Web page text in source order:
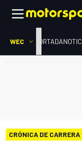
WEC PORTADA
CRÓNICA DE CARRERA